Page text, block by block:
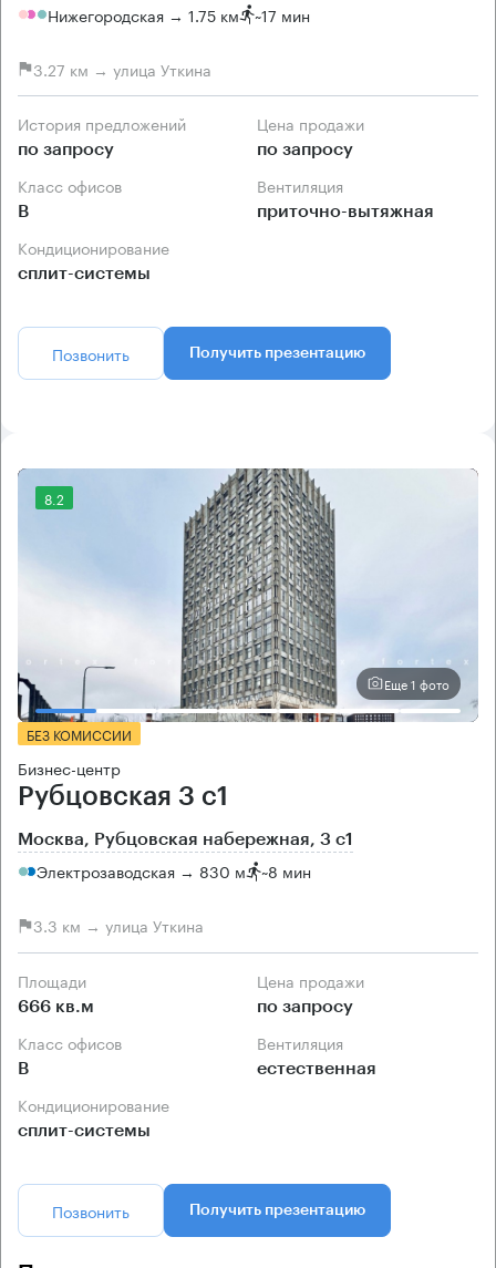
Нижегородская → 1.75 км ~17 мин
3.27 км → улица Уткина
История предложений
по запросу
Цена продажи
по запросу
Класс офисов
B
Вентиляция
приточно-вытяжная
Кондиционирование
сплит-системы
Позвонить Получить презентацию
8.2
Еще 1 фото
БЕЗ КОМИССИИ
Бизнес-центр
Рубцовская 3 с1
Москва, Рубцовская набережная, 3 с1
Электрозаводская → 830 м ~8 мин
3.3 км → улица Уткина
Площади
666 кв.м
Цена продажи
по запросу
Класс офисов
B
Вентиляция
естественная
Кондиционирование
сплит-системы
Позвонить Получить презентацию